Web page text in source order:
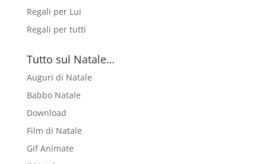
Regali per Lui
Regali per tutti
Tutto sul Natale…
Auguri di Natale
Babbo Natale
Download
Film di Natale
Gif Animate